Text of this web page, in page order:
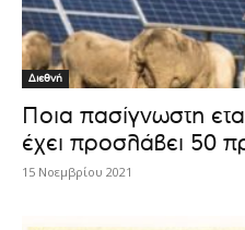
Διεθνή
Ποια πασίγνωστη
έχει προσλάβει 50
15 Νοεμβρίου 2021